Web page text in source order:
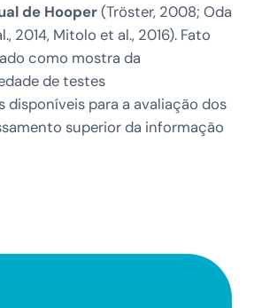
de Hooper(Tröster, 2008; Oda
2014, Mitolo et al., 2016). Fato
como mostra da
de testes
disponíveis para a avaliação dos
superior da informação